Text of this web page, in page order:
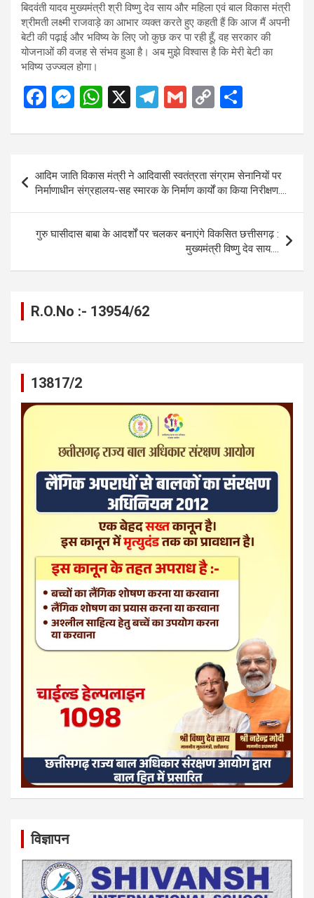
बिदवंती यादव मुख्यमंत्री श्री विष्णु देव साय और महिला एवं बाल विकास मंत्री
श्रीमती लक्ष्मी राजवाड़े का आभार व्यक्त करते हुए कहती हैं कि आज मैं अपनी
बेटी की पढ़ाई और भविष्य के लिए जो कुछ कर पा रही हूँ, वह सरकार की
योजनाओं की वजह से संभव हुआ है। अब मुझे विश्वास है कि मेरी बेटी का
भविष्य उज्ज्वल होगा।
F
ce
b
o
o
k
M
se
n
g
er
W
at
s
A
p
p
X
T
e
gr
a
m
G
ail
C
py
Li
n
k
ar
e
navigation
आदिम जाति विकास मंत्री ने आदिवासी स्वतंत्रता संग्राम सेनानियों पर
निर्माणाधीन संग्रहालय-सह स्मारक के निर्माण कार्यों का किया निरीक्षण….
गुरु घासीदास बाबा के आदर्शों पर चलकर बनाएंगे विकसित छत्तीसगढ़ :
मुख्यमंत्री विष्णु देव साय….
R.O.No :- 13954/62
13817/2
विज्ञापन